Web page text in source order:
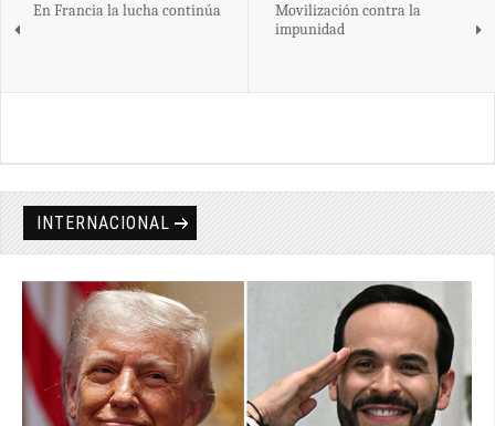
En Francia la lucha continúa
Movilización contra la
impunidad
INTERNACIONAL